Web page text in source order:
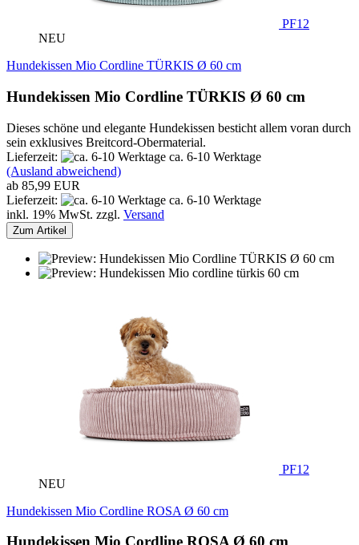
PF12
NEU
Hundekissen Mio Cordline TÜRKIS Ø 60 cm
Hundekissen Mio Cordline TÜRKIS Ø 60 cm
Dieses schöne und elegante Hundekissen besticht allem voran durch
sein exklusives Breitcord-Obermaterial.
Lieferzeit:
ca. 6-10 Werktage
(Ausland abweichend)
ab 85,99 EUR
Lieferzeit:
ca. 6-10 Werktage
inkl. 19% MwSt. zzgl. Versand
Zum Artikel
PF12
NEU
Hundekissen Mio Cordline ROSA Ø 60 cm
Hundekissen Mio Cordline ROSA Ø 60 cm